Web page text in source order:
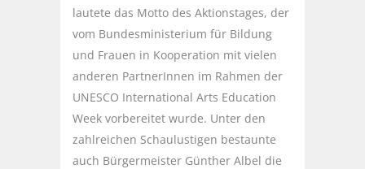
lautete das Motto des Aktionstages, der
vom Bundesministerium für Bildung
und Frauen in Kooperation mit vielen
anderen PartnerInnen im Rahmen der
UNESCO International Arts Education
Week vorbereitet wurde. Unter den
zahlreichen Schaulustigen bestaunte
auch Bürgermeister Günther Albel die